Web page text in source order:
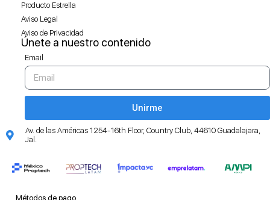
Producto Estrella
Aviso Legal
Aviso de Privacidad
Únete a nuestro contenido
Email
Unirme
Av. de las Américas 1254-16th Floor, Country Club, 44610 Guadalajara,
Jal.
Métodos de pago